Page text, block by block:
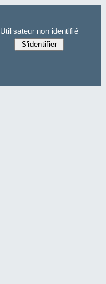
Utilisateur non identifié